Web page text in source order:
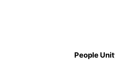
People